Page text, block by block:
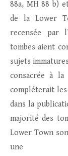
88a, MH 88 b)
de la Lower
recensée par
tombes aient
sujets
consacrée à
compléterait
dans la
majorité des
Lower Town
une